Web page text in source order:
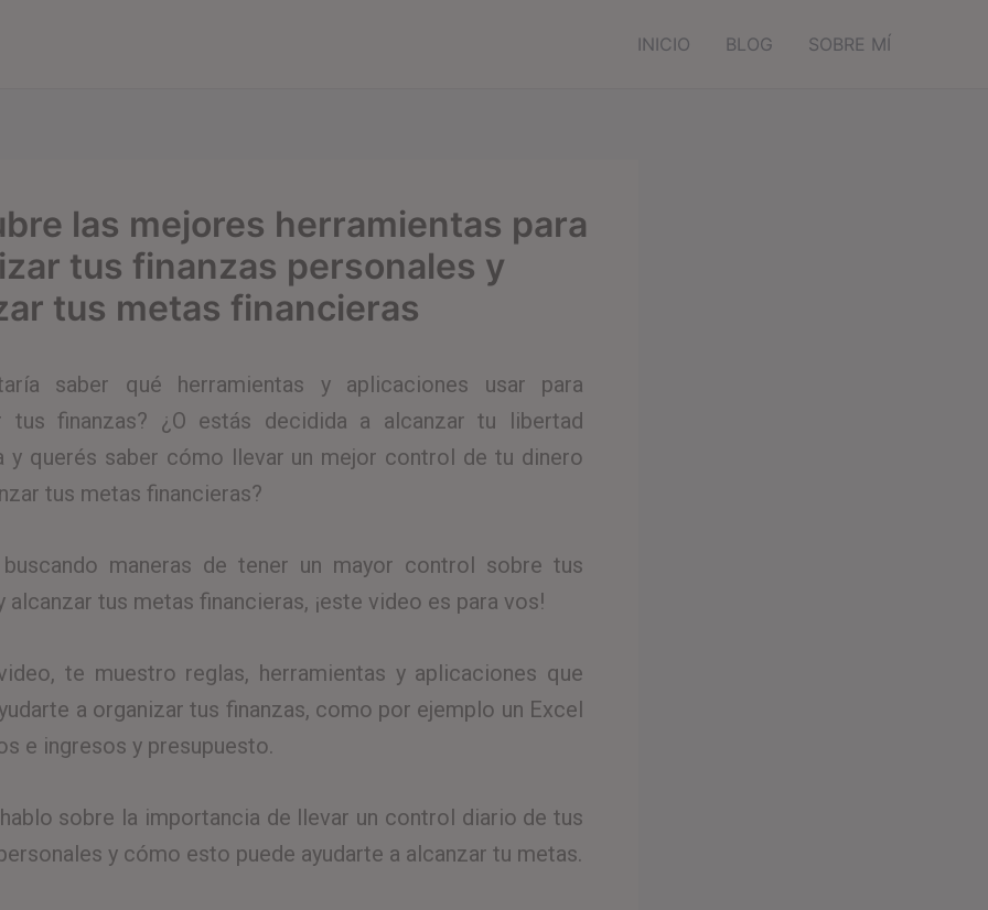
INICIO BLOG SOBRE MÍ
las mejores herramientas para
tus finanzas personales y
tus metas financieras
saber qué herramientas y aplicaciones usar para
tus finanzas? ¿O estás decidida a alcanzar tu libertad
y querés saber cómo llevar un mejor control de tu dinero
tus metas financieras?
maneras de tener un mayor control sobre tus
alcanzar tus metas financieras, ¡este video es para vos!
te muestro reglas, herramientas y aplicaciones que
a organizar tus finanzas, como por ejemplo un Excel
e ingresos y presupuesto.
sobre la importancia de llevar un control diario de tus
y cómo esto puede ayudarte a alcanzar tu metas.